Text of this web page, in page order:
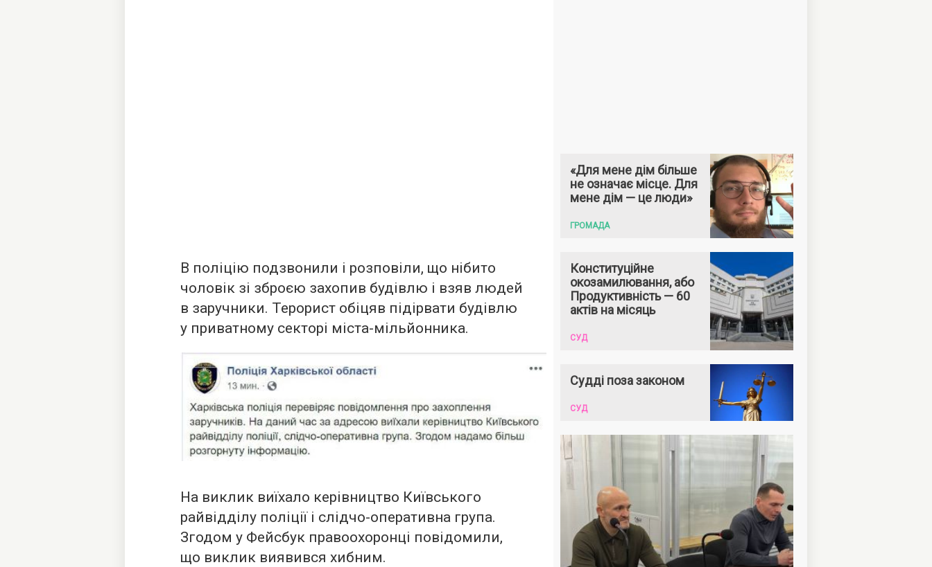
В поліцію подзвонили і розповіли, що нібито
чоловік зі зброєю захопив будівлю і взяв людей
в заручники. Терорист обіцяв підірвати будівлю
у приватному секторі міста-мільйонника.
На виклик виїхало керівництво Київського
райвідділу поліції і слідчо-оперативна група.
Згодом у Фейсбук правоохоронці повідомили,
що виклик виявився хибним.
«Для мене дім більше
не означає місце. Для
мене дім — це люди»
ГРОМАДА
Конституційне
окозамилювання, або
Продуктивність — 60
актів на місяць
СУД
Судді поза законом
СУД